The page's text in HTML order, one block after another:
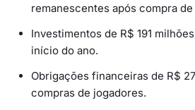
remanescentes após compra
Investimentos de R$ 191
início do ano.
Obrigações financeiras de R$
compras de jogadores.